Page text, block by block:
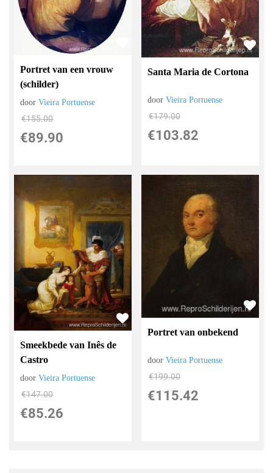
Portret van een vrouw
(schilder)
doorVieira Portuense
€155.00
€89.90
Santa Maria de Cortona
doorVieira Portuense
€179.00
€103.82
Smeekbede van Inês de
Castro
doorVieira Portuense
€147.00
€85.26
Portret van onbekend
doorVieira Portuense
€199.00
€115.42